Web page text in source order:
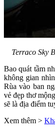
Terraco Sky
Bao quát tầm
không gian
Rùa vào ban
vẻ đẹp thơ
sẽ là địa điểm
Xem thêm >